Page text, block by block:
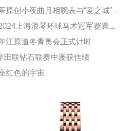
小夜曲月相腕表与“爱之城”的联结
上海浪琴环球马术冠军赛圆满收官
江原道冬青奥会正式计时
田联钻石联赛中屡获佳绩
红色的宇宙